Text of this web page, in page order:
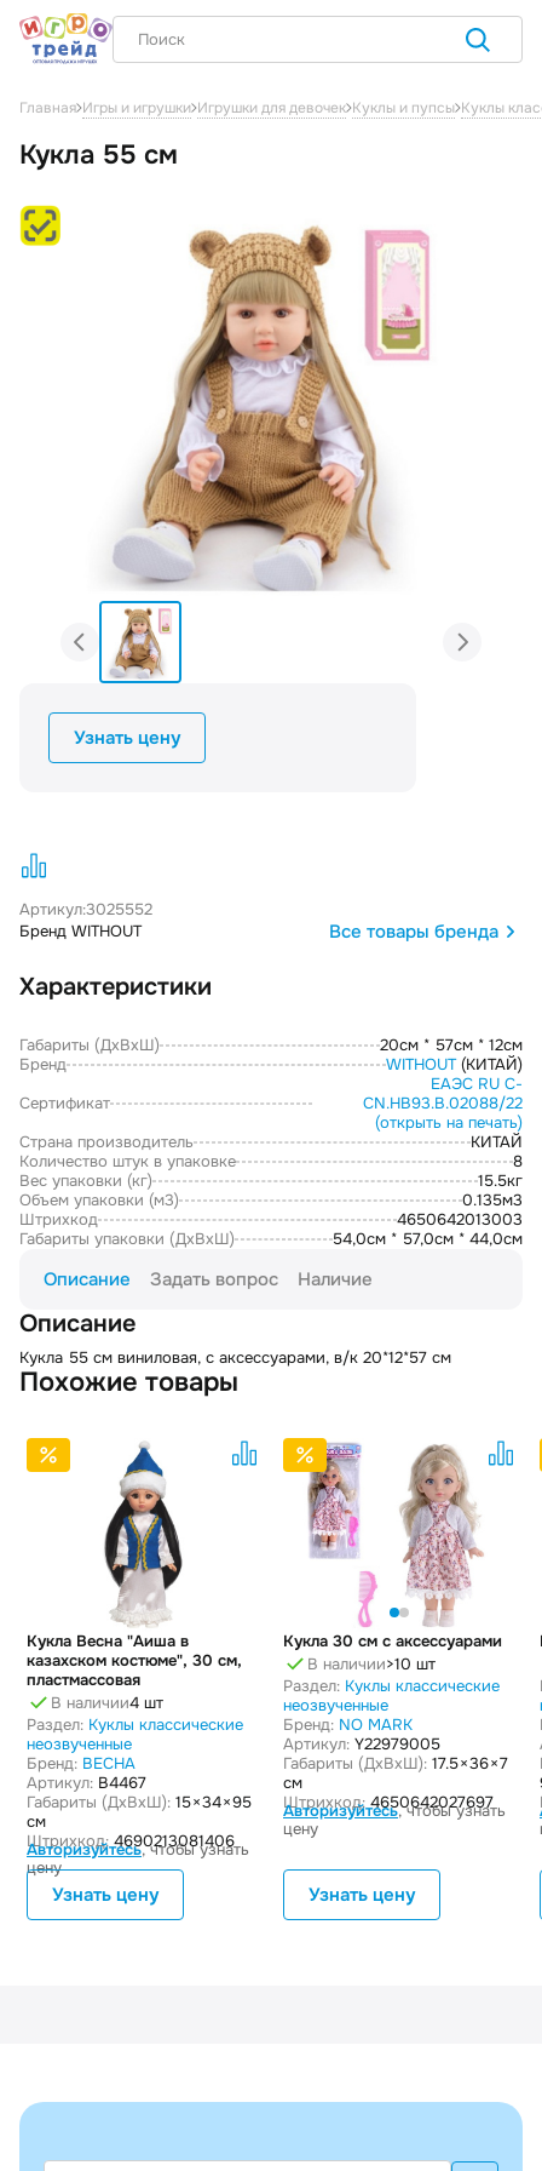
Главная Игры и игрушки Игрушки для девочек Куклы и пупсы Куклы
Кукла 55 см
Узнать цену
Артикул:3025552
Бренд WITHOUT
Все товары бренда
Характеристики
Габариты (ДxВxШ)
20см * 57см * 12см
Бренд
WITHOUT(КИТАЙ)
Сертификат
ЕАЭС RU С-
CN.НВ93.В.02088/22
(открыть на печать)
Страна производитель
КИТАЙ
Количество штук в упаковке
8
Вес упаковки (кг)
15.5кг
Объем упаковки (м3)
0.135м3
Штрихкод
4650642013003
Габариты упаковки (ДxВxШ)
54,0см * 57,0см * 44,0см
Описание Задать вопрос Наличие
Описание
Кукла 55 см виниловая, с аксессуарами, в/к 20*12*57 см
Похожие товары
Кукла Весна "Аиша в
казахском костюме", 30 см,
пластмассовая
В наличии4 шт
Раздел: Куклы классические
неозвученные
Бренд: ВЕСНА
Артикул: В4467
Габариты (ДxВxШ): 15 × 34 × 95
см
Штрихкод: 4690213081406
Авторизуйтесь, чтобы узнать
цену
Узнать цену
Кукла 30 см с аксессуарами
В наличии>10 шт
Раздел: Куклы классические
неозвученные
Бренд: NO MARK
Артикул: Y22979005
Габариты (ДxВxШ): 17.5 × 36 × 7
см
Штрихкод: 4650642027697
Авторизуйтесь, чтобы узнать
цену
Узнать цену